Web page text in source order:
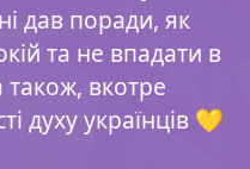
дав поради, як
та не впадати в
також, вкотре
духу українців 💛